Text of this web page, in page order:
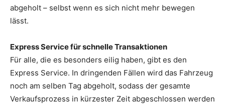
abgeholt – selbst wenn es sich nicht mehr bewegen
lässt.
Express Service für schnelle Transaktionen
Für alle, die es besonders eilig haben, gibt es den
Express Service. In dringenden Fällen wird das Fahrzeug
noch am selben Tag abgeholt, sodass der gesamte
Verkaufsprozess in kürzester Zeit abgeschlossen werden